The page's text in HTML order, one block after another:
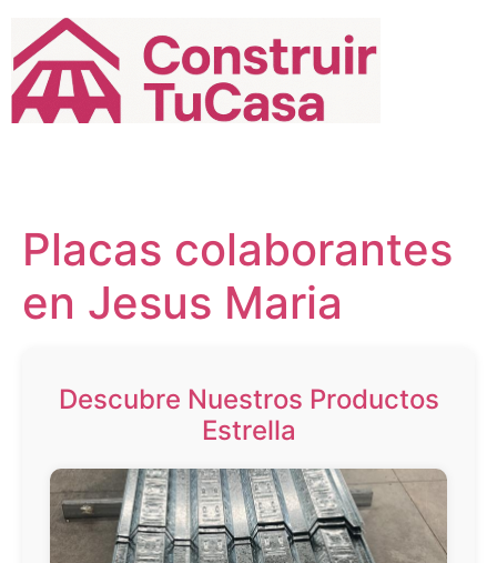
contenido
Placas colaborantes
en Jesus Maria
Descubre Nuestros Productos
Estrella